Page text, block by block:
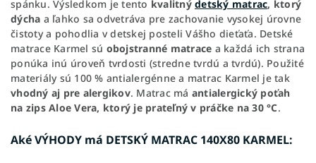
spánku. Výsledkom je tento kvalitný detský matrac, ktorý
dýcha a ľahko sa odvetráva pre zachovanie vysokej úrovne
čistoty a pohodlia v detskej posteli Vášho dieťaťa. Detské
matrace Karmel sú obojstranné matrace a každá ich strana
ponúka inú úroveň tvrdosti (stredne tvrdú a tvrdú). Použité
materiály sú 100 % antialergénne a matrac Karmel je tak
vhodný aj pre alergikov. Matrac má antialergický poťah
na zips Aloe Vera, ktorý je prateľný v práčke na 30 °C.
Aké VÝHODY má DETSKÝ MATRAC 140X80 KARMEL: